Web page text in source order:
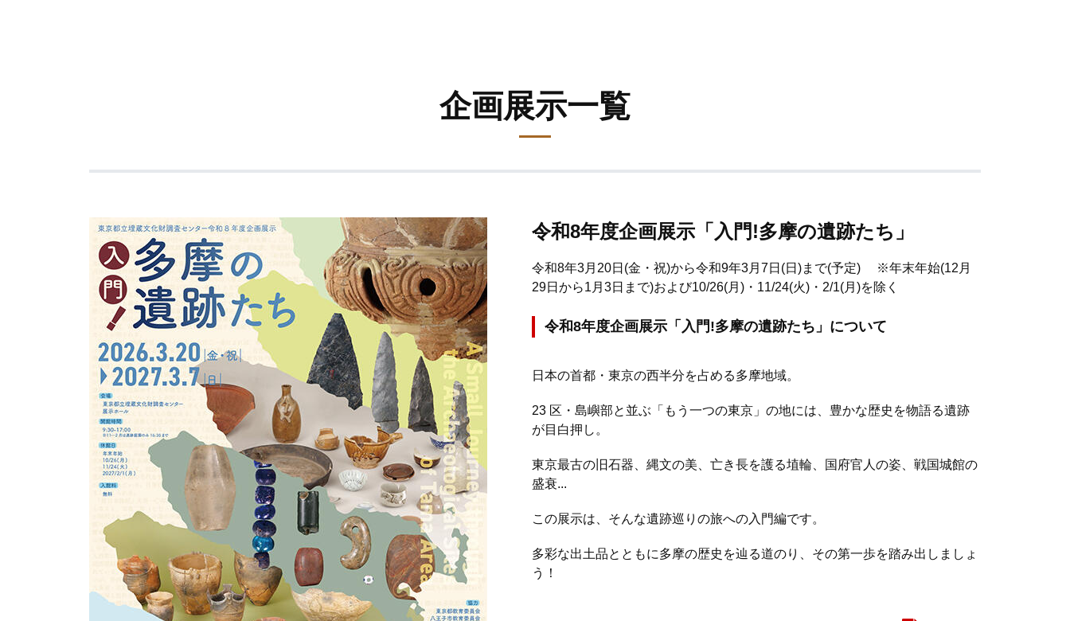
企画展示一覧
令和8年度企画展示「入門!多摩の遺跡たち」
令和8年3月20日(金・祝)から令和9年3月7日(日)まで(予定) ※年末年始(12月
29日から1月3日まで)および10/26(月)・11/24(火)・2/1(月)を除く
令和8年度企画展示「入門!多摩の遺跡たち」について
日本の首都・東京の西半分を占める多摩地域。
23 区・島嶼部と並ぶ「もう一つの東京」の地には、豊かな歴史を物語る遺跡
が目白押し。
東京最古の旧石器、縄文の美、亡き長を護る埴輪、国府官人の姿、戦国城館の
盛衰...
この展示は、そんな遺跡巡りの旅への入門編です。
多彩な出土品とともに多摩の歴史を辿る道のり、その第一歩を踏み出しましょ
う！